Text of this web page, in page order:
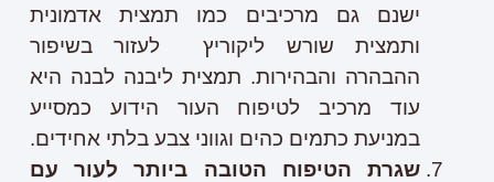
ישנם גם מרכיבים כמו תמצית אדמונית
ותמצית שורש ליקוריץ לעזור בשיפור
ההבהרה והבהירות. תמצית ליבנה לבנה היא
עוד מרכיב לטיפוח העור הידוע כמסייע
במניעת כתמים כהים וגווני צבע בלתי אחידים.
שגרת הטיפוח הטובה ביותר לעור עם